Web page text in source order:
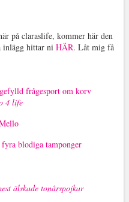
på claraslife, kommer här den
inlägg hittar ni HÄR. Låt mig få
frågesport om korv
4 life
blodiga tamponger
älskade tonårspojkar